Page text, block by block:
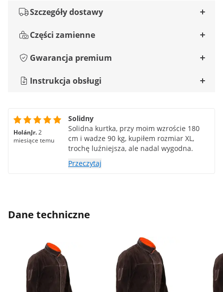
Szczegóły dostawy
Części zamienne
Gwarancja premium
Instrukcja obsługi
HolánJr.2
miesiące temu
Solidny
Solidna kurtka, przy moim wzroście 180
cm i wadze 90 kg, kupiłem rozmiar XL,
trochę luźniejsza, ale nadal wygodna.
Przeczytaj
Dane techniczne